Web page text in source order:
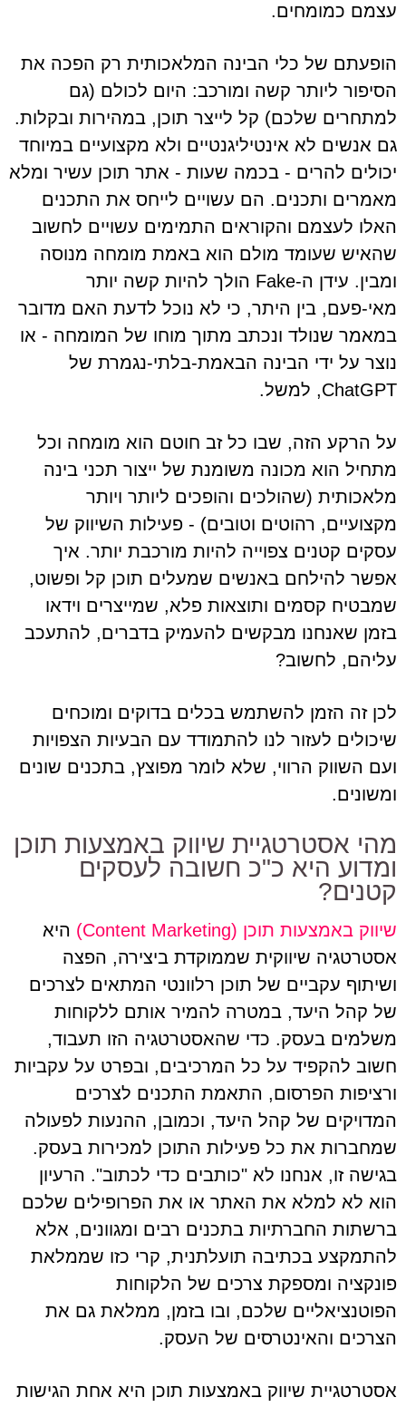
עצמם כמומחים.
הופעתם של כלי הבינה המלאכותית רק הפכה את
הסיפור ליותר קשה ומורכב: היום לכולם (גם
למתחרים שלכם) קל לייצר תוכן, במהירות ובקלות.
גם אנשים לא אינטיליגנטיים ולא מקצועיים במיוחד
יכולים להרים - בכמה שעות - אתר תוכן עשיר ומלא
מאמרים ותכנים. הם עשויים לייחס את התכנים
האלו לעצמם והקוראים התמימים עשויים לחשוב
שהאיש שעומד מולם הוא באמת מומחה מנוסה
ומבין. עידן ה-Fake הולך להיות קשה יותר
מאי-פעם, בין היתר, כי לא נוכל לדעת האם מדובר
במאמר שנולד ונכתב מתוך מוחו של המומחה - או
נוצר על ידי הבינה הבאמת-בלתי-נגמרת של
ChatGPT, למשל.
על הרקע הזה, שבו כל זב חוטם הוא מומחה וכל
מתחיל הוא מכונה משומנת של ייצור תכני בינה
מלאכותית (שהולכים והופכים ליותר ויותר
מקצועיים, רהוטים וטובים) - פעילות השיווק של
עסקים קטנים צפוייה להיות מורכבת יותר. איך
אפשר להילחם באנשים שמעלים תוכן קל ופשוט,
שמבטיח קסמים ותוצאות פלא, שמייצרים וידאו
בזמן שאנחנו מבקשים להעמיק בדברים, להתעכב
עליהם, לחשוב?
לכן זה הזמן להשתמש בכלים בדוקים ומוכחים
שיכולים לעזור לנו להתמודד עם הבעיות הצפויות
ועם השווק הרווי, שלא לומר מפוצץ, בתכנים שונים
ומשונים.
מהי אסטרטגיית שיווק באמצעות תוכן
ומדוע היא כ"כ חשובה לעסקים
קטנים?
שיווק באמצעות תוכן (Content Marketing)
היא
אסטרטגיה שיווקית שממוקדת ביצירה, הפצה
ושיתוף עקביים של תוכן רלוונטי המתאים לצרכים
של קהל היעד, במטרה להמיר אותם ללקוחות
משלמים בעסק. כדי שהאסטרטגיה הזו תעבוד,
חשוב להקפיד על כל המרכיבים, ובפרט על עקביות
ורציפות הפרסום, התאמת התכנים לצרכים
המדויקים של קהל היעד, וכמובן, ההנעות לפעולה
שמחברות את כל פעילות התוכן למכירות בעסק.
בגישה זו, אנחנו לא "כותבים כדי לכתוב". הרעיון
הוא לא למלא את האתר או את הפרופילים שלכם
ברשתות החברתיות בתכנים רבים ומגוונים, אלא
להתמקצע בכתיבה תועלתנית, קרי כזו שממלאת
פונקציה ומספקת צרכים של הלקוחות
הפוטנציאליים שלכם, ובו בזמן, ממלאת גם את
הצרכים והאינטרסים של העסק.
אסטרטגיית שיווק באמצעות תוכן היא אחת הגישות